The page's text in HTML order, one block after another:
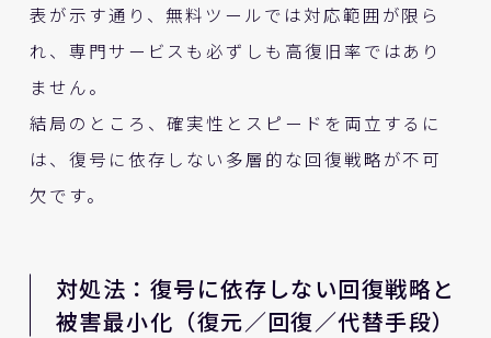
表が示す通り、無料ツールでは対応範囲が限ら
れ、専門サービスも必ずしも高復旧率ではあり
ません。
結局のところ、確実性とスピードを両立するに
は、復号に依存しない多層的な回復戦略が不可
欠です。
対処法：復号に依存しない回復戦略と
被害最小化（復元／回復／代替手段）